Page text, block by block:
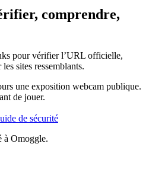
comprendre,
pour vérifier l’URL officielle,
sites ressemblants.
une exposition webcam publique.
de jouer.
de sécurité
à Omoggle.